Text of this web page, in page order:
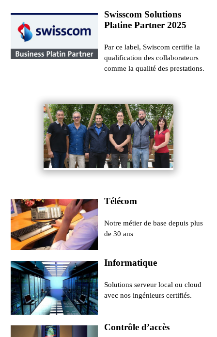
Swisscom Solutions
Platine Partner 2025
Par ce label, Swiscom certifie la
qualification des collaborateurs
comme la qualité des prestations.
Télécom
Notre métier de base depuis plus
de 30 ans
Informatique
Solutions serveur local ou cloud
avec nos ingénieurs certifiés.
Contrôle d’accès